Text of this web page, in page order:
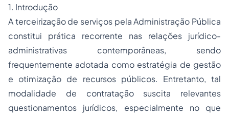
1. Introdução
A terceirização de serviços pela Administração Pública
constitui prática recorrente nas relações jurídico-
administrativas contemporâneas, sendo
frequentemente adotada como estratégia de gestão
e otimização de recursos públicos. Entretanto, tal
modalidade de contratação suscita relevantes
questionamentos jurídicos, especialmente no que